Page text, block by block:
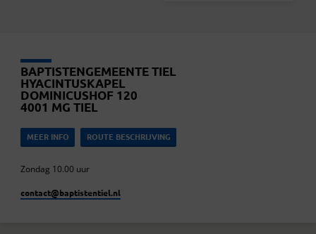
BAPTISTENGEMEENTE TIEL
HYACINTUSKAPEL
DOMINICUSHOF 120
4001 MG TIEL
MEER INFO ROUTE BESCHRIJVING
Zondag 10.00 uur
contact​@baptistentiel.nl